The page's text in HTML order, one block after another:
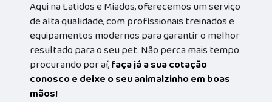
Aqui na Latidos e Miados, oferecemos um serviço
de alta qualidade, com profissionais treinados e
equipamentos modernos para garantir o melhor
resultado para o seu pet. Não perca mais tempo
procurando por aí,faça já a sua cotação
conosco e deixe o seu animalzinho em boas
mãos!